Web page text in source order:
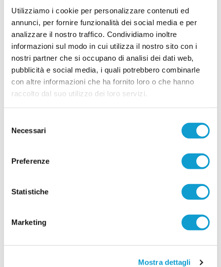
Utilizziamo i cookie per personalizzare contenuti ed
annunci, per fornire funzionalità dei social media e per
analizzare il nostro traffico. Condividiamo inoltre
informazioni sul modo in cui utilizza il nostro sito con i
nostri partner che si occupano di analisi dei dati web,
pubblicità e social media, i quali potrebbero combinarle
con altre informazioni che ha fornito loro o che hanno
raccolto dal suo utilizzo dei loro servizi.
delNecessari
Preferenze
Statistiche
Marketing
Mostra dettagli
ELPIDIENSE 1930 scatenata: ecco anche
Carlo Mongiello
L'Elpidiense 1930 mette a segno un acquisto di
dell'attaccante Carlo Mongiello, classe 1992,
autentico lusso per la categoria. Cresciuto nel
leggi
10/07/2026
ATLETICO MU 84. Il colpo in attacco è Marco
dell'Atletico MU 84 che annuncia con orgoglio di
aver acquisito le prestazioni agonistiche di Marco
del DS Raffaele Malaspina, vestira' la casacca
rossonera nella stagione 2026/2027. Attaccante,